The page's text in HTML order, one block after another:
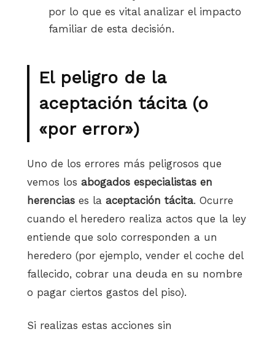
por lo que es vital analizar el impacto
familiar de esta decisión.
El peligro de la
aceptación tácita (o
«por error»)
Uno de los errores más peligrosos que
vemos los abogados especialistas en
herencias es la aceptación tácita. Ocurre
cuando el heredero realiza actos que la ley
entiende que solo corresponden a un
heredero (por ejemplo, vender el coche del
fallecido, cobrar una deuda en su nombre
o pagar ciertos gastos del piso).
Si realizas estas acciones sin